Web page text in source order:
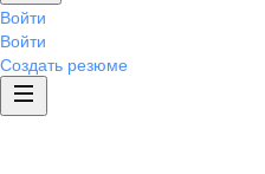
Войти
Войти
Создать резюме